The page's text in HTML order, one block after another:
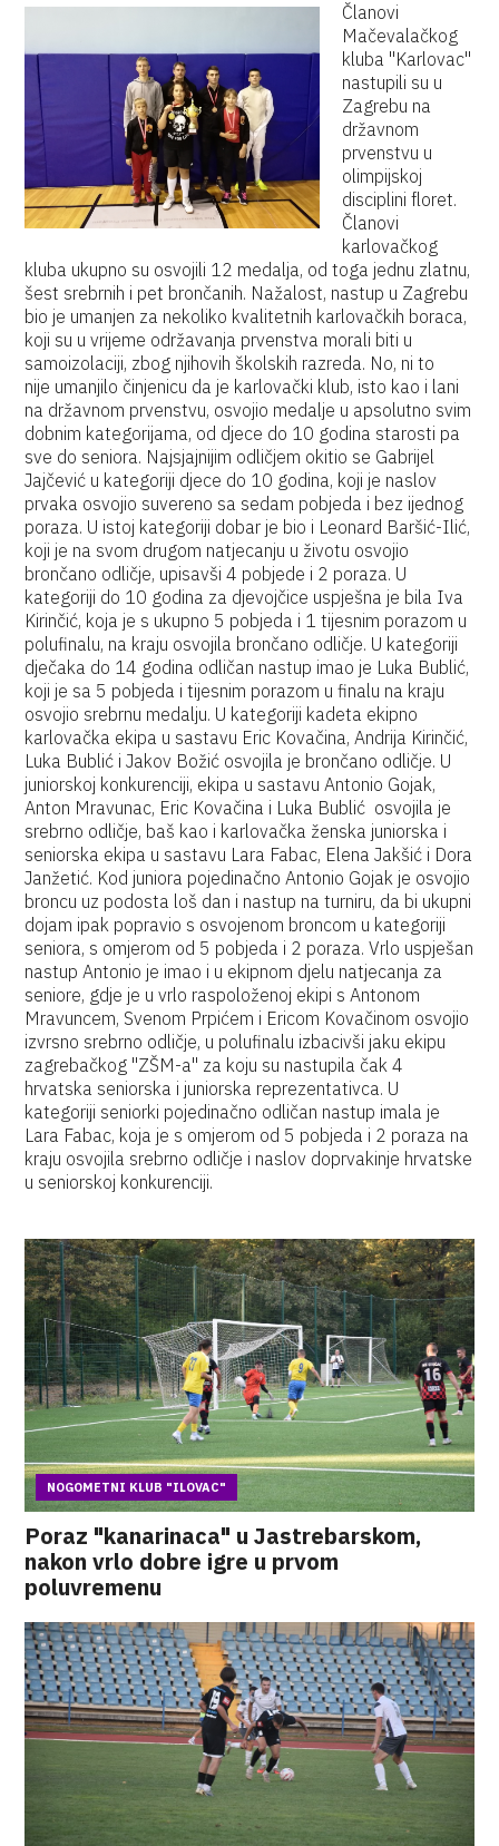
Članovi
Mačevalačkog
kluba "Karlovac"
nastupili su u
Zagrebu na
državnom
prvenstvu u
olimpijskoj
disciplini floret.
Članovi
karlovačkog
kluba ukupno su osvojili 12 medalja, od toga jednu zlatnu,
šest srebrnih i pet brončanih. Nažalost, nastup u Zagrebu
bio je umanjen za nekoliko kvalitetnih karlovačkih boraca,
koji su u vrijeme održavanja prvenstva morali biti u
samoizolaciji, zbog njihovih školskih razreda. No, ni to
nije umanjilo činjenicu da je karlovački klub, isto kao i lani
na državnom prvenstvu, osvojio medalje u apsolutno svim
dobnim kategorijama, od djece do 10 godina starosti pa
sve do seniora. Najsjajnijim odličjem okitio se Gabrijel
Jajčević u kategoriji djece do 10 godina, koji je naslov
prvaka osvojio suvereno sa sedam pobjeda i bez ijednog
poraza. U istoj kategoriji dobar je bio i Leonard Baršić-Ilić,
koji je na svom drugom natjecanju u životu osvojio
brončano odličje, upisavši 4 pobjede i 2 poraza. U
kategoriji do 10 godina za djevojčice uspješna je bila Iva
Kirinčić, koja je s ukupno 5 pobjeda i 1 tijesnim porazom u
polufinalu, na kraju osvojila brončano odličje. U kategoriji
dječaka do 14 godina odličan nastup imao je Luka Bublić,
koji je sa 5 pobjeda i tijesnim porazom u finalu na kraju
osvojio srebrnu medalju. U kategoriji kadeta ekipno
karlovačka ekipa u sastavu Eric Kovačina, Andrija Kirinčić,
Luka Bublić i Jakov Božić osvojila je brončano odličje. U
juniorskoj konkurenciji, ekipa u sastavu Antonio Gojak,
Anton Mravunac, Eric Kovačina i Luka Bublić osvojila je
srebrno odličje, baš kao i karlovačka ženska juniorska i
seniorska ekipa u sastavu Lara Fabac, Elena Jakšić i Dora
Janžetić. Kod juniora pojedinačno Antonio Gojak je osvojio
broncu uz podosta loš dan i nastup na turniru, da bi ukupni
dojam ipak popravio s osvojenom broncom u kategoriji
seniora, s omjerom od 5 pobjeda i 2 poraza. Vrlo uspješan
nastup Antonio je imao i u ekipnom djelu natjecanja za
seniore, gdje je u vrlo raspoloženoj ekipi s Antonom
Mravuncem, Svenom Prpićem i Ericom Kovačinom osvojio
izvrsno srebrno odličje, u polufinalu izbacivši jaku ekipu
zagrebačkog "ZŠM-a" za koju su nastupila čak 4
hrvatska seniorska i juniorska reprezentativca. U
kategoriji seniorki pojedinačno odličan nastup imala je
Lara Fabac, koja je s omjerom od 5 pobjeda i 2 poraza na
kraju osvojila srebrno odličje i naslov doprvakinje hrvatske
u seniorskoj konkurenciji.
NOGOMETNI KLUB "ILOVAC"
Poraz "kanarinaca" u Jastrebarskom,
nakon vrlo dobre igre u prvom
poluvremenu